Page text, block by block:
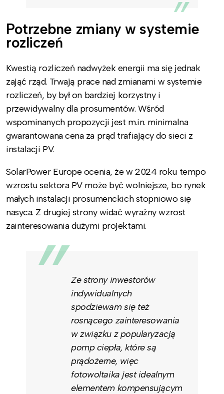
Potrzebne zmiany w systemie
rozliczeń
Kwestią rozliczeń nadwyżek energii ma się jednak
zająć rząd. Trwają prace nad zmianami w systemie
rozliczeń, by był on bardziej korzystny i
przewidywalny dla prosumentów. Wśród
wspominanych propozycji jest m.in. minimalna
gwarantowana cena za prąd trafiający do sieci z
instalacji PV.
SolarPower Europe ocenia, że w 2024 roku tempo
wzrostu sektora PV może być wolniejsze, bo rynek
małych instalacji prosumenckich stopniowo się
nasyca. Z drugiej strony widać wyraźny wzrost
zainteresowania dużymi projektami.
Ze strony inwestorów
indywidualnych
spodziewam się też
rosnącego zainteresowania
w związku z popularyzacją
pomp ciepła, które są
prądożerne, więc
fotowoltaika jest idealnym
elementem kompensującym